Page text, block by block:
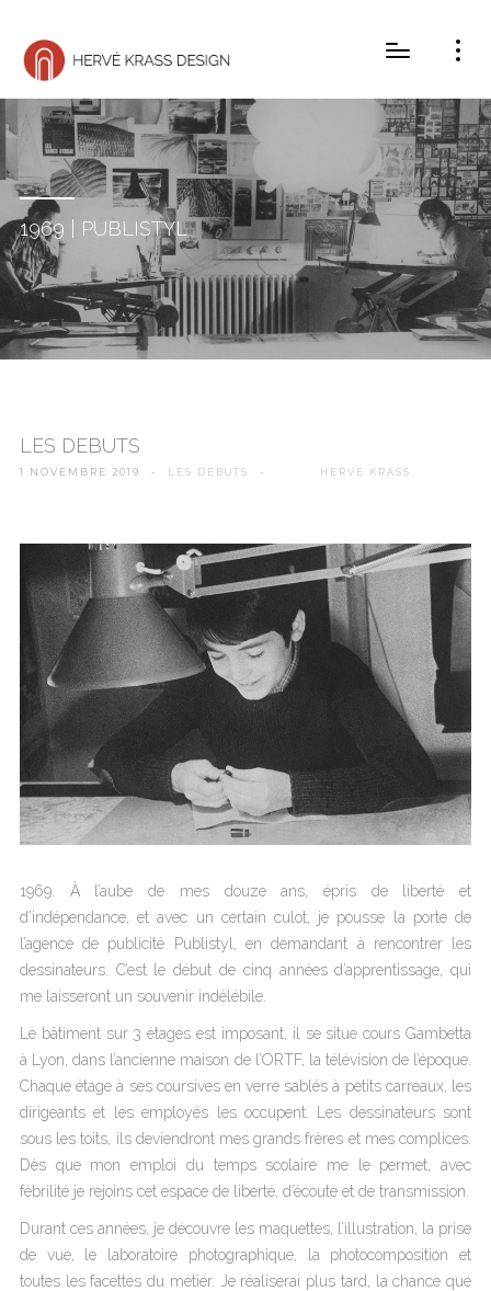
1969 | PUBLISTYL
LES DÉBUTS
1 NOVEMBRE 2019 - LES DÉBUTS - HERVÉ KRASS
1969. À l’aube de mes douze ans, épris de liberté et
d’indépendance, et avec un certain culot, je pousse la porte de
l’agence de publicité Publistyl, en demandant à rencontrer les
dessinateurs. C’est le début de cinq années d’apprentissage, qui
me laisseront un souvenir indélébile.
Le bâtiment sur 3 étages est imposant, il se situe cours Gambetta
à Lyon, dans l’ancienne maison de l’ORTF, la télévision de l’époque.
Chaque étage à ses coursives en verre sablés à petits carreaux, les
dirigeants et les employés les occupent. Les dessinateurs sont
sous les toits, ils deviendront mes grands frères et mes complices.
Dès que mon emploi du temps scolaire me le permet, avec
fébrilité je rejoins cet espace de liberté, d’écoute et de transmission.
Durant ces années, je découvre les maquettes, l’illustration, la prise
de vue, le laboratoire photographique, la photocomposition et
toutes les facettes du métier. Je réaliserai plus tard, la chance que